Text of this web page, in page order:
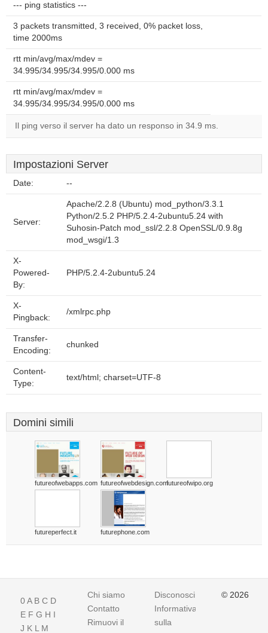
--- ping statistics ---
3 packets transmitted, 3 received, 0% packet loss,
time 2000ms
rtt min/avg/max/mdev =
34.995/34.995/34.995/0.000 ms
rtt min/avg/max/mdev =
34.995/34.995/34.995/0.000 ms
Il ping verso il server ha dato un responso in 34.9 ms.
Impostazioni Server
Date: --
Server:
Apache/2.2.8 (Ubuntu) mod_python/3.3.1
Python/2.5.2 PHP/5.2.4-2ubuntu5.24 with
Suhosin-Patch mod_ssl/2.2.8 OpenSSL/0.9.8g
mod_wsgi/1.3
X-
Powered-
By:
PHP/5.2.4-2ubuntu5.24
X-
Pingback:
/xmlrpc.php
Transfer-
Encoding:
chunked
Content-
Type:
text/html; charset=UTF-8
Domini simili
futureofwebapps.com futureofwebdesign.comfutureofwipo.org
futureperfect.it futurephone.com
0A B C D
E F G H I
J K L M
Chi siamo
Contatto
Rimuovi il
Disconoscimento
Informativa
sulla
© 2026